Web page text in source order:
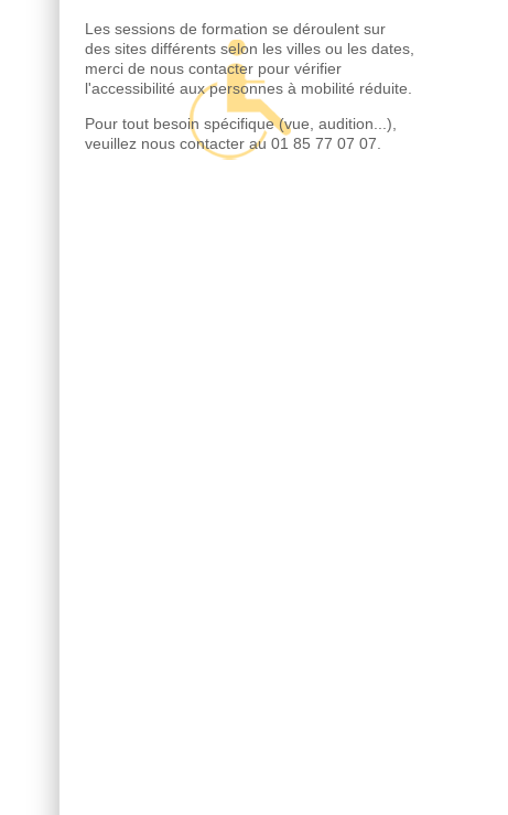
Les sessions de formation se déroulent sur
des sites différents selon les villes ou les dates,
merci de nous contacter pour vérifier
l'accessibilité aux personnes à mobilité réduite.
Pour tout besoin spécifique (vue, audition...),
veuillez nous contacter au 01 85 77 07 07.